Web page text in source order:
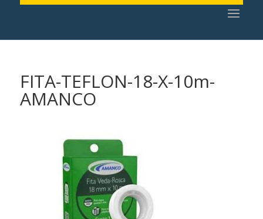
FITA-TEFLON-18-X-10m-
AMANCO